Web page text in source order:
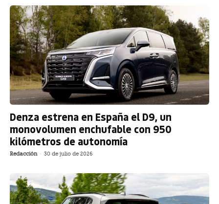
Denza estrena en España el D9, un
monovolumen enchufable con 950
kilómetros de autonomía
Redacción - 30 de julio de 2026